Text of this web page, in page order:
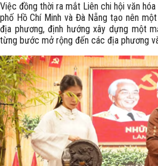
Việc đồng thời ra mắt Liên chi hội văn
phố Hồ Chí Minh và Đà Nẵng tạo nên
địa phương, định hướng xây dựng một
từng bước mở rộng đến các địa phương